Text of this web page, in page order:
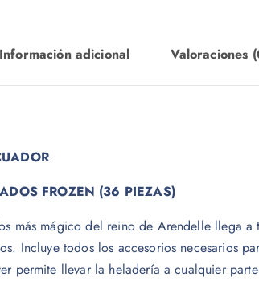
Información adicional Valoraciones
FROZEN (36 PIEZAS)
más mágico del reino de Arendelle llega
Incluye todos los accesorios necesarios
permite llevar la heladería a cualquier